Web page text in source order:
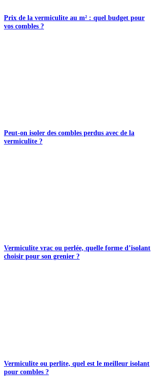
Prix de la vermiculite au m² : quel budget pour
vos combles ?
Peut-on isoler des combles perdus avec de la
vermiculite ?
Vermiculite vrac ou perlée, quelle forme d’isolant
choisir pour son grenier ?
Vermiculite ou perlite, quel est le meilleur isolant
pour combles ?